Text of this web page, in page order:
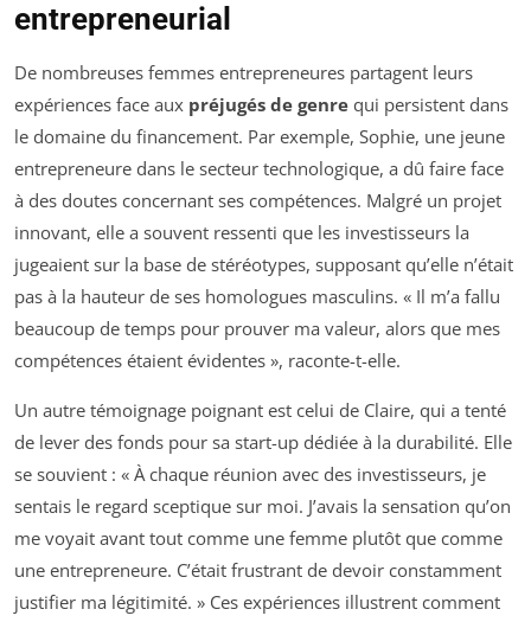
entrepreneurial
De nombreuses femmes entrepreneures partagent leurs
expériences face aux préjugés de genre qui persistent dans
le domaine du financement. Par exemple, Sophie, une jeune
entrepreneure dans le secteur technologique, a dû faire face
à des doutes concernant ses compétences. Malgré un projet
innovant, elle a souvent ressenti que les investisseurs la
jugeaient sur la base de stéréotypes, supposant qu’elle n’était
pas à la hauteur de ses homologues masculins. « Il m’a fallu
beaucoup de temps pour prouver ma valeur, alors que mes
compétences étaient évidentes », raconte-t-elle.
Un autre témoignage poignant est celui de Claire, qui a tenté
de lever des fonds pour sa start-up dédiée à la durabilité. Elle
se souvient : « À chaque réunion avec des investisseurs, je
sentais le regard sceptique sur moi. J’avais la sensation qu’on
me voyait avant tout comme une femme plutôt que comme
une entrepreneure. C’était frustrant de devoir constamment
justifier ma légitimité. » Ces expériences illustrent comment